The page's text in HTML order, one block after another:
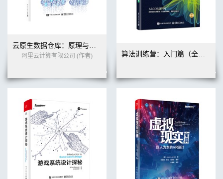
云原生数据仓库：原理与实践
阿里云计算有限公司 (作者) 算法训练营：入门篇（全彩版）